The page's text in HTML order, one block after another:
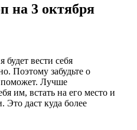
на 3 октября
вести себя
Поэтому забудьте о
поможет. Лучше
им, встать на его место и
Это даст куда более